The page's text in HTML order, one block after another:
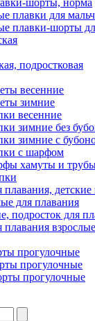
плавки для
плавки-шорты
подростковая
весенние
зимние
весенние
зимние без
зимние с
с шарфом
хамуты и
для плавания
подросток для
взрослые
прогулочные
прогулочные
прогулочные